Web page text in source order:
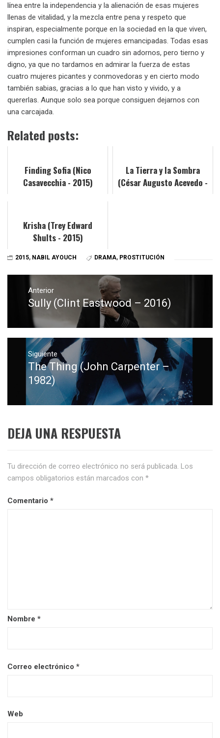
línea entre la independencia y la alienación de esas mujeres
llenas de vitalidad, y la mezcla entre pena y respeto que
inspiran, especialmente porque en la sociedad en la que viven,
cumplen casi la función de mujeres emancipadas. Todas esas
impresiones conforman un cuadro sin adornos, pero tierno y
digno, ya que no tardamos en admirar la fuerza de estas
cuatro mujeres picantes y conmovedoras y en cierto modo
también sabias, gracias a lo que han visto y vivido, y a
quererlas. Aunque solo sea porque consiguen dejarnos con
una carcajada.
Related posts:
Finding Sofia (Nico
Casavecchia - 2015)
La Tierra y la Sombra
(César Augusto Acevedo -
Krisha (Trey Edward
Shults - 2015)
2015, NABIL AYOUCH DRAMA, PROSTITUCIÓN
Navegación
entradas
Anterior
Entrada
Sully (Clint Eastwood – 2016)
Siguiente
Entrada
siguiente:
The Thing (John Carpenter –
1982)
DEJA UNA RESPUESTA
Tu dirección de correo electrónico no será publicada. Los
campos obligatorios están marcados con *
Comentario *
Nombre *
Correo electrónico *
Web